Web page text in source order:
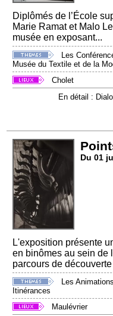
Diplômés de l’École
Marie Ramat et Malo
musée en exposant...
Les
Musée du Textile et de la
Cholet
En détail :
Du 01
L'exposition présente
en binômes au sein de
parcours de découverte
Les Animations
Itinérances
Maulévrier